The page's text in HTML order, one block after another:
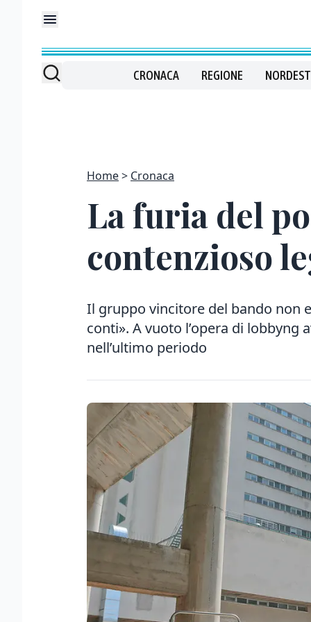
CRONACA REGIONE NORDEST
Home Cronaca
La furia del
contenzioso
Il gruppo vincitore del bando non
conti». A vuoto l’opera di lobbyng
nell’ultimo periodo